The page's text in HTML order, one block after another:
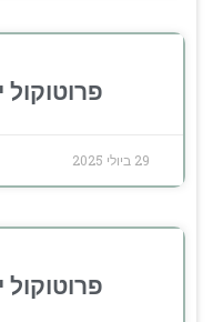
פרוטוקול
29 ביולי 2025
פרוטוקול